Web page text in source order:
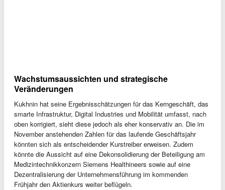
Wachstumsaussichten und strategische
Veränderungen
Kukhnin hat seine Ergebnisschätzungen für das Kerngeschäft, das
smarte Infrastruktur, Digital Industries und Mobilität umfasst, nach
oben korrigiert, sieht diese jedoch als eher konservativ an. Die im
November anstehenden Zahlen für das laufende Geschäftsjahr
könnten sich als entscheidender Kurstreiber erweisen. Zudem
könnte die Aussicht auf eine Dekonsolidierung der Beteiligung am
Medizintechnikkonzern Siemens Healthineers sowie auf eine
Dezentralisierung der Unternehmensführung im kommenden
Frühjahr den Aktienkurs weiter beflügeln.